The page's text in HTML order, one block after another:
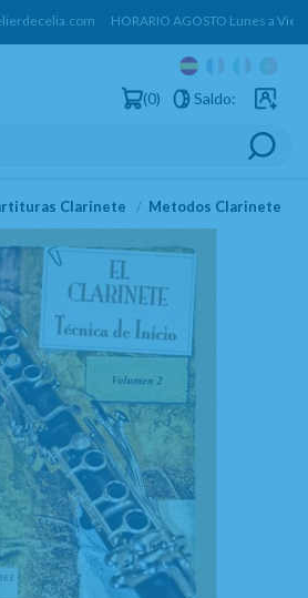
HORARIO AGOSTO Lunes a
0 Saldo:
Clarinete Metodos Clarinete